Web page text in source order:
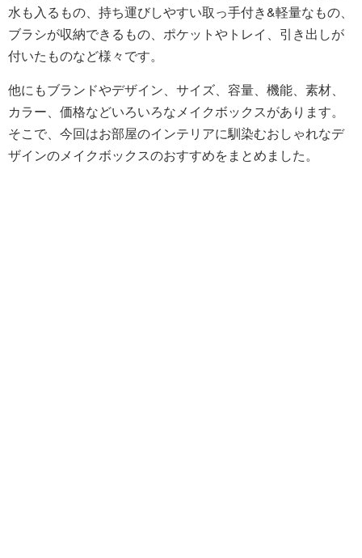
水も入るもの、持ち運びしやすい取っ手付き&軽量なもの、
ブラシが収納できるもの、ポケットやトレイ、引き出しが
付いたものなど様々です。
他にもブランドやデザイン、サイズ、容量、機能、素材、
カラー、価格などいろいろなメイクボックスがあります。
そこで、今回はお部屋のインテリアに馴染むおしゃれなデ
ザインのメイクボックスのおすすめをまとめました。